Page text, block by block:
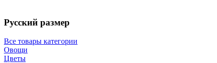
Русский размер
Все товары категории
Овощи
Цветы